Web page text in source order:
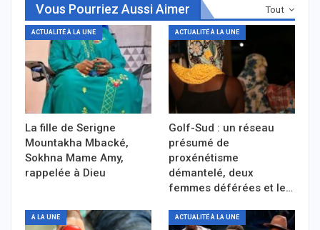
Tout
Vous Pourriez Aussi Aimer
ACTUALITÉ À LA UNE
La fille de Serigne
Mountakha Mbacké,
Sokhna Mame Amy,
rappelée à Dieu
ACTUALITÉ À LA UNE
Golf-Sud : un réseau
présumé de
proxénétisme
démantelé, deux
femmes déférées et le…
A LA UNE ACTUALITÉ À LA UNE